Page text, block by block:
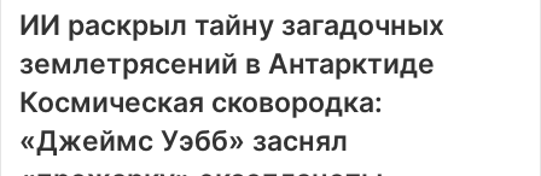
ИИ раскрыл тайну загадочных
землетрясений в Антарктиде
Космическая сковородка:
«Джеймс Уэбб» заснял